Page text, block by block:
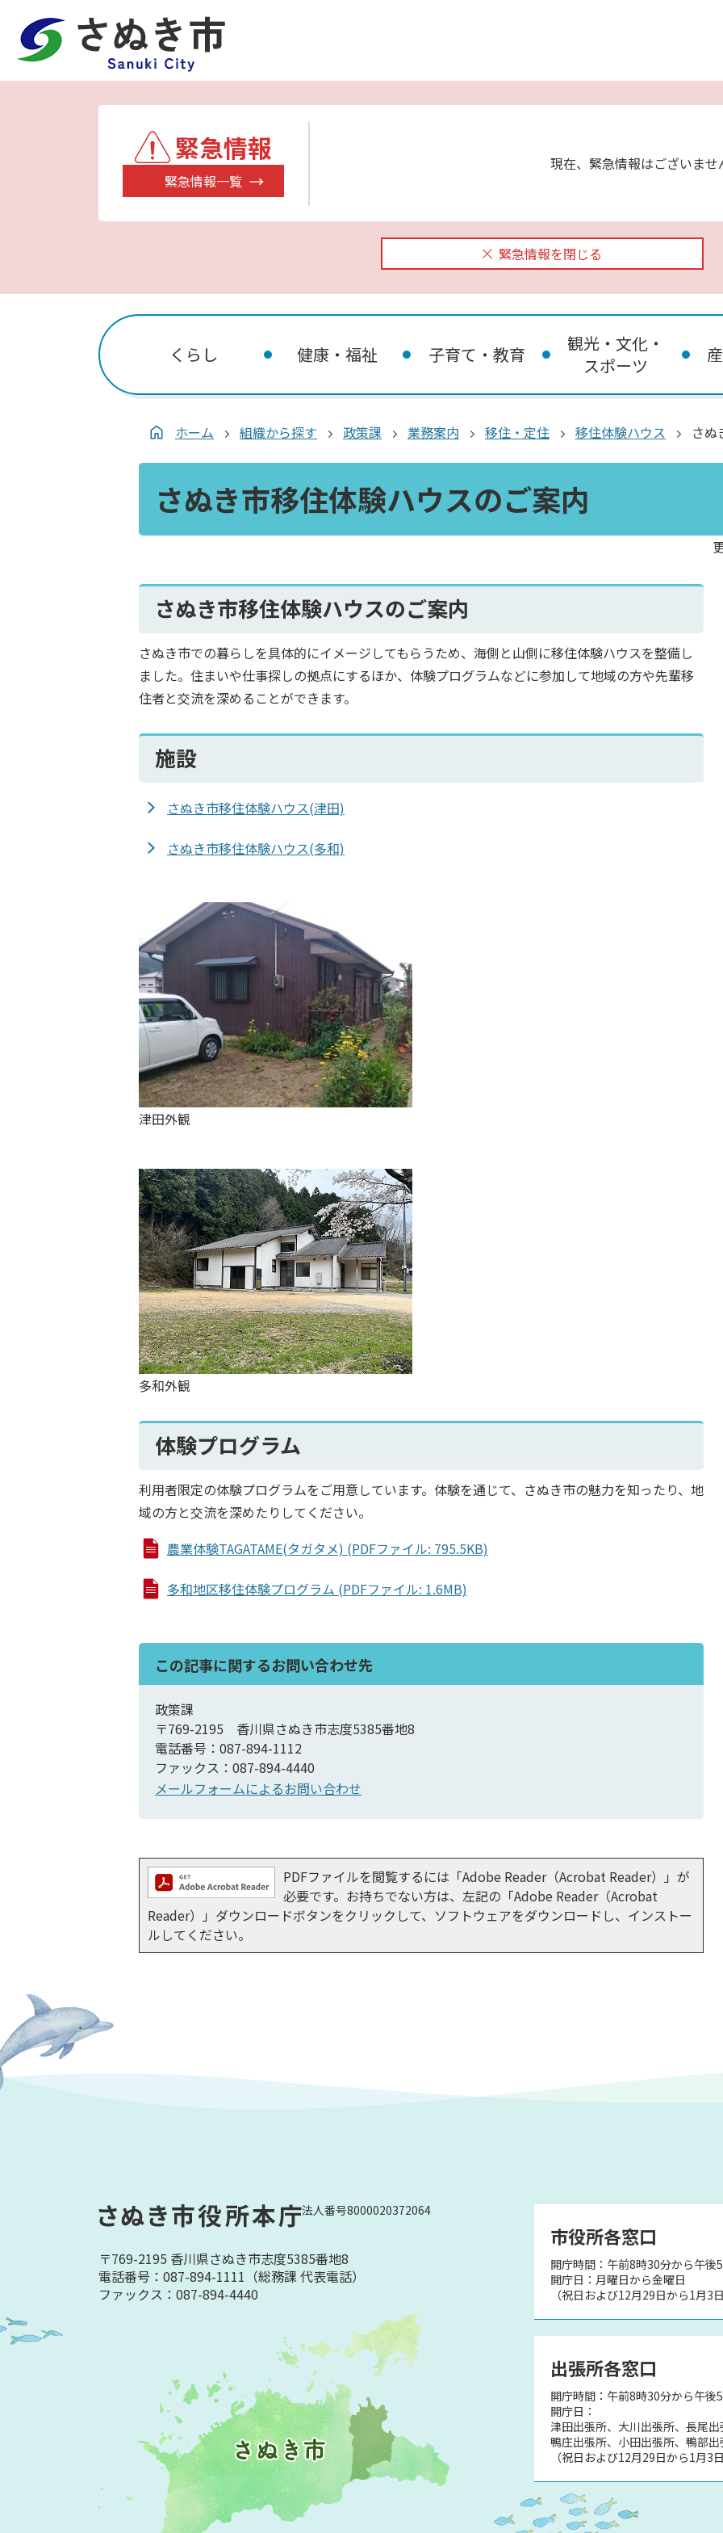
緊急情報
緊急情報一覧
現在、緊急情報はございませ
緊急情報を閉じる
くらし 健康・福祉 子育て・教育
観光・文化・
スポーツ
ホーム 組織から探す 政策課 業務案内 移住・定住 移住体験ハウス さぬ
さぬき市移住体験ハウスのご案内
さぬき市移住体験ハウスのご案内
さぬき市での暮らしを具体的にイメージしてもらうため、海側と山側に移住体験ハウスを整備し
ました。住まいや仕事探しの拠点にするほか、体験プログラムなどに参加して地域の方や先輩移
住者と交流を深めることができます。
施設
さぬき市移住体験ハウス(津田)
さぬき市移住体験ハウス(多和)
津田外観
多和外観
体験プログラム
利用者限定の体験プログラムをご用意しています。体験を通じて、さぬき市の魅力を知ったり、地
域の方と交流を深めたりしてください。
農業体験TAGATAME(タガタメ) (PDFファイル: 795.5KB)
多和地区移住体験プログラム (PDFファイル: 1.6MB)
この記事に関するお問い合わせ先
政策課
〒769-2195 香川県さぬき市志度5385番地8
電話番号：087-894-1112
ファックス：087-894-4440
メールフォームによるお問い合わせ
PDFファイルを閲覧するには「Adobe Reader（Acrobat Reader）」が
必要です。お持ちでない方は、左記の「Adobe Reader（Acrobat
Reader）」ダウンロードボタンをクリックして、ソフトウェアをダウンロードし、インストー
ルしてください。
法人番号8000020372064
〒769-2195 香川県さぬき市志度5385番地8
電話番号：087-894-1111 （総務課 代表電話）
ファックス：087-894-4440
市役所各窓口
開庁時間：午前8時30分から午後
開庁日：月曜日から金曜日
（祝日および12月29日から1月3
出張所各窓口
開庁時間：午前8時30分から午後
開庁日：
津田出張所、大川出張所、長尾
鴨庄出張所、小田出張所、鴨部
（祝日および12月29日から1月3